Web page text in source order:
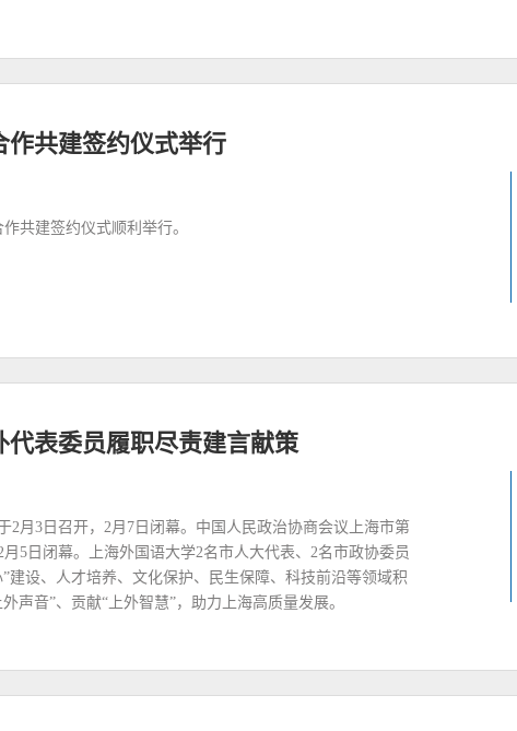
作共建签约仪式举行
共建签约仪式顺利举行。
代表委员履职尽责建言献策
2月3日召开，2月7日闭幕。中国人民政治协商会议上海市第
5日闭幕。上海外国语大学2名市人大代表、2名市政协委员
建设、人才培养、文化保护、民生保障、科技前沿等领域积
声音”、贡献“上外智慧”，助力上海高质量发展。